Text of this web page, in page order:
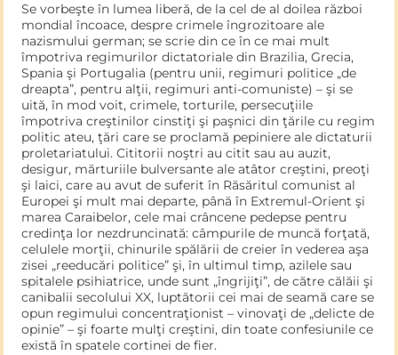
Se vorbeşte în lumea liberă, de la cel de al doilea război
mon­dial încoace, despre crimele îngrozitoare ale
nazismului german; se scrie din ce în ce mai mult
împotriva regimurilor dictatoriale din Brazilia, Grecia,
Spania şi Portugalia (pentru unii, regimuri politice „de
dreapta”, pentru alţii, regimuri anti-comuniste) – şi se
uită, în mod voit, crimele, torturile, persecuţiile
împotriva creş­tinilor cinstiţi şi paşnici din ţările cu regim
politic ateu, ţări care se proclamă pepiniere ale dictaturii
proletariatului. Cititorii noştri au citit sau au auzit,
desigur, mărturiile bulversante ale atâtor creştini, preoţi
şi laici, care au avut de suferit în Răsăritul comunist al
Europei şi mult mai departe, până în Extremul-Orient şi
marea Caraibelor, cele mai crâncene pedepse pentru
credinţa lor ne­zdruncinată: câmpurile de muncă forţată,
celulele morţii, chinu­rile spălării de creier în vederea aşa
zisei „reeducări politice” şi, în ultimul timp, azilele sau
spitalele psihiatrice, unde sunt „îngrijiţi”, de către călăii şi
canibalii secolului XX, luptătorii cei mai de sea­mă care se
opun regimului concentraţionist – vinovaţi de „delicte de
opinie” – şi foarte mulţi creştini, din toate confesiunile ce
exis­tă în spatele cortinei de fier.